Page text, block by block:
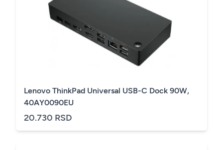
Lenovo ThinkPad Universal USB-C Dock 90W,
40AY0090EU
20.730 RSD